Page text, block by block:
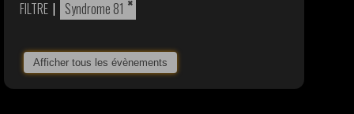
FILTRE | Syndrome 81
Afficher tous les évènements